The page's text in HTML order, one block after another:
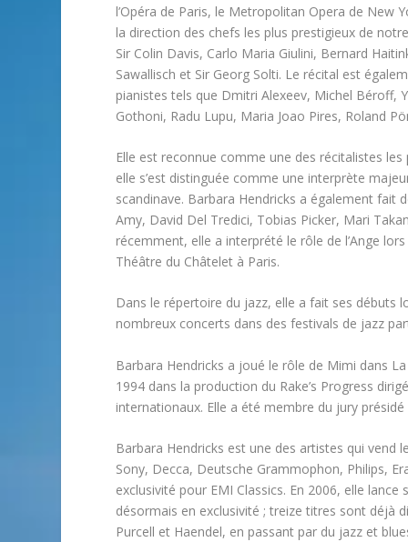
l’Opéra de Paris, le Metropolitan Opera de New
la direction des chefs les plus prestigieux de
Sir Colin Davis, Carlo Maria Giulini, Bernard
Sawallisch et Sir Georg Solti. Le récital est
pianistes tels que Dmitri Alexeev, Michel Béroff,
Gothoni, Radu Lupu, Maria Joao Pires, Roland
Elle est reconnue comme une des récitalistes
elle s’est distinguée comme une interprète
scandinave. Barbara Hendricks a également
Amy, David Del Tredici, Tobias Picker, Mari
récemment, elle a interprété le rôle de l’Ange
Théâtre du Châtelet à Paris.
Dans le répertoire du jazz, elle a fait ses débuts
nombreux concerts dans des festivals de jazz
Barbara Hendricks a joué le rôle de Mimi dans
1994 dans la production du Rake’s Progress
internationaux. Elle a été membre du jury
Barbara Hendricks est une des artistes qui vend
Sony, Decca, Deutsche Grammophon, Philips,
exclusivité pour EMI Classics. En 2006, elle
désormais en exclusivité ; treize titres sont déjà
Purcell et Haendel, en passant par du jazz et